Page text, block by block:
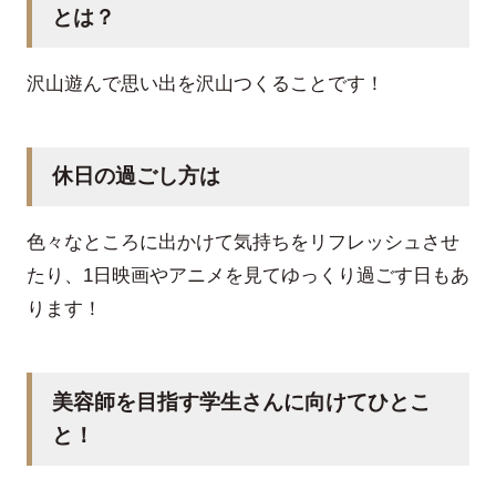
とは？
沢山遊んで思い出を沢山つくることです！
休日の過ごし方は
色々なところに出かけて気持ちをリフレッシュさせ
たり、1日映画やアニメを見てゆっくり過ごす日もあ
ります！
美容師を目指す学生さんに向けてひとこ
と！